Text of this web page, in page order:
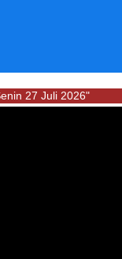
27 Juli 2026"